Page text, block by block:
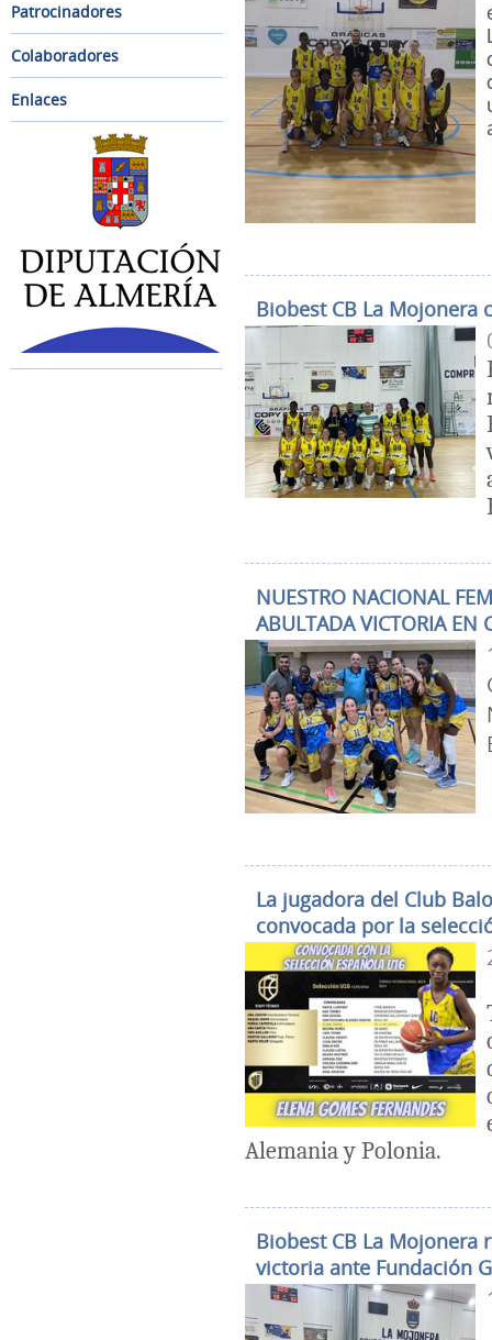
Patrocinadores
Colaboradores
Enlaces
Biobest CB La Mojonera
NUESTRO NACIONAL
ABULTADA VICTORIA EN
La jugadora del Club
convocada por la
Alemania y Polonia.
Biobest CB La
victoria ante Fundación